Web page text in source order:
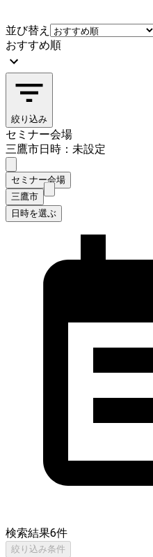
並び替え
おすすめ順
絞り込み
セミナー会場
三鷹市日時：未設定
セミナー会場
三鷹市
日時を選ぶ
検索結果6件
絞り込み条件